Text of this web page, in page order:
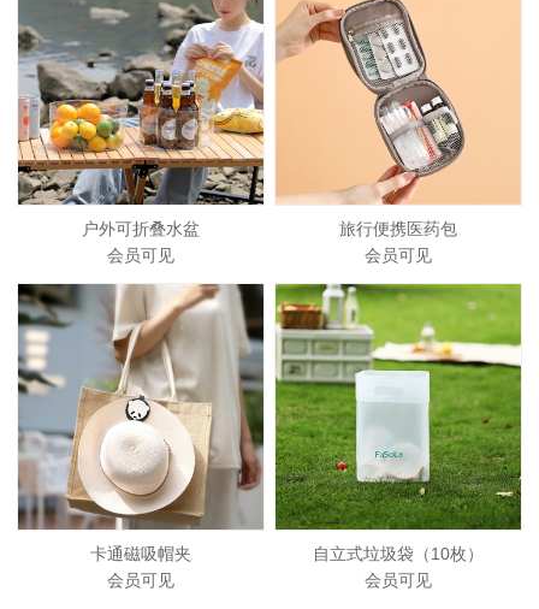
户外可折叠水盆
会员可见
旅行便携医药包
会员可见
卡通磁吸帽夹
会员可见
自立式垃圾袋（10枚）
会员可见